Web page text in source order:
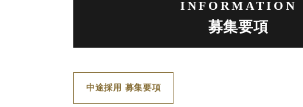
INFORMATION
募集要項
中途採用 募集要項